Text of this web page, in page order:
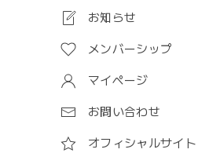
お知らせ
メンバーシップ
マイページ
お問い合わせ
オフィシャルサイト